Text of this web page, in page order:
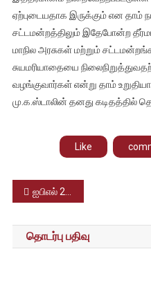
ஏற்புடையதாக இருக்கும் என தாம்
சட்டமன்றத்திலும் இதேபோன்ற
மாநில அரசுகள் மற்றும்
சுயமரியாதையை
வழங்குவார்கள் என்று தாம்
மு.க.ஸ்டாலின் தனது கடிதத்தில்
Like
Post
navigation
ஐபிஎல் 2023 – சென்னை, ராஜஸ்தான் அணிகள் மோதிய பரபரப்பான இன்றைய ஆட்டத்தில் 3 ரன்கள் வித்தியாசத்தில் ராஜஸ்தான் அணி வெற்றி பெற்றது
தொடர்பு பதிவு